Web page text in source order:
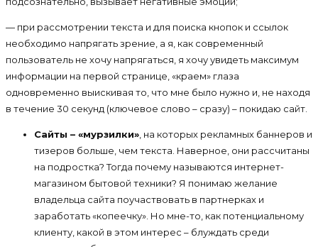
— при рассмотрении текста и для поиска кнопок и ссылок
необходимо напрягать зрение, а я, как современный
пользователь не хочу напрягаться, я хочу увидеть максимум
информации на первой странице, «краем» глаза
одновременно выискивая то, что мне было нужно и, не находя
в течение 30 секунд (ключевое слово – сразу) – покидаю сайт.
Сайты – «мурзилки» , на которых рекламных баннеров и
тизеров больше, чем текста. Наверное, они рассчитаны
на подростка? Тогда почему называются интернет-
магазином бытовой техники? Я понимаю желание
владельца сайта поучаствовать в партнерках и
заработать «копеечку». Но мне-то, как потенциальному
клиенту, какой в этом интерес – блуждать среди